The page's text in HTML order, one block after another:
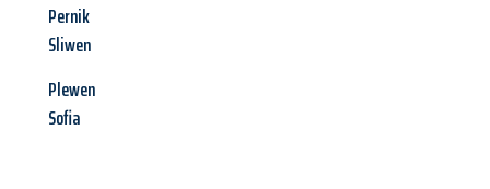
Pernik
Sliwen
Plewen
Sofia